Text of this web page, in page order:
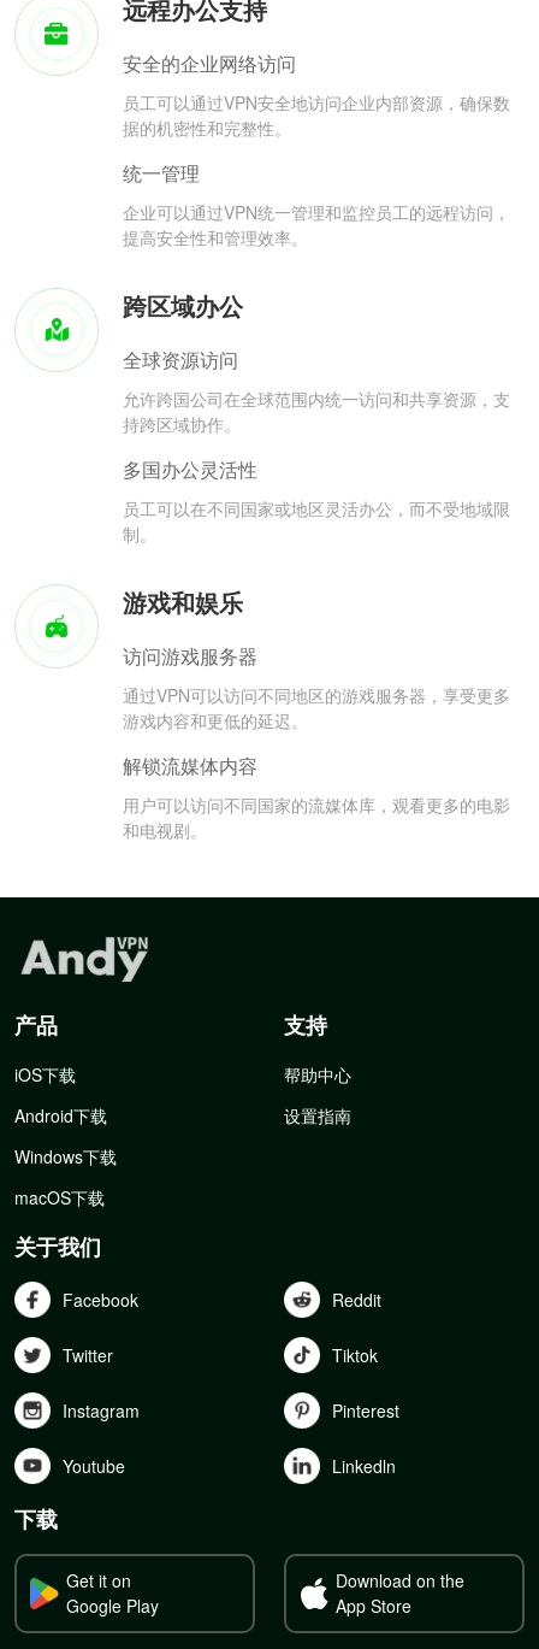
远程办公支持
安全的企业网络访问
员工可以通过VPN安全地访问企业内部资源，确保数
据的机密性和完整性。
统一管理
企业可以通过VPN统一管理和监控员工的远程访问，
提高安全性和管理效率。
跨区域办公
全球资源访问
允许跨国公司在全球范围内统一访问和共享资源，支
持跨区域协作。
多国办公灵活性
员工可以在不同国家或地区灵活办公，而不受地域限
制。
游戏和娱乐
访问游戏服务器
通过VPN可以访问不同地区的游戏服务器，享受更多
游戏内容和更低的延迟。
解锁流媒体内容
用户可以访问不同国家的流媒体库，观看更多的电影
和电视剧。
产品
iOS下载
Android下载
Windows下载
macOS下载
支持
帮助中心
设置指南
关于我们
Facebook Reddit
Twitter Tiktok
Instagram Pinterest
Youtube Linkedln
下载
Get it on
Google Play
Download on the
App Store